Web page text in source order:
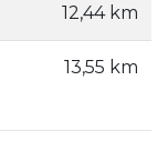
12,44 km
13,55 km